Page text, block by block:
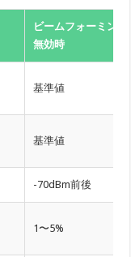
ビームフォーミング
無効時
基準値
基準値
-70dBm前後
1〜5%